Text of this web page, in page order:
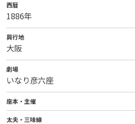
西暦
1886年
興行地
大阪
劇場
いなり彦六座
座本・主催
太夫・三味線